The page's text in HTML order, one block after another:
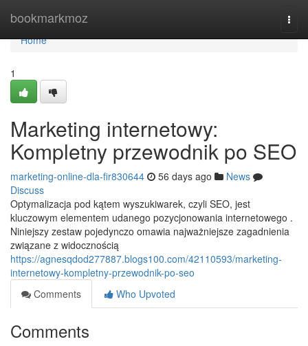
bookmarkmoz
Home
Home
1
Marketing internetowy:
Kompletny przewodnik po SEO
marketing-online-dla-fir830644 56 days ago
News
Discuss
Optymalizacja pod kątem wyszukiwarek, czyli SEO, jest
kluczowym elementem udanego pozycjonowania internetowego .
Niniejszy zestaw pojedynczo omawia najważniejsze zagadnienia
związane z widocznością
https://agnesqdod277887.blogs100.com/42110593/marketing-
internetowy-kompletny-przewodnik-po-seo
Comments
Who Upvoted
Comments